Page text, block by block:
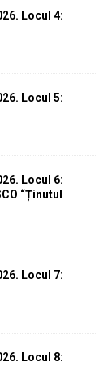
Locul 4:
Locul 5:
Locul 6:
“Ținutul
Locul 7:
Locul 8: